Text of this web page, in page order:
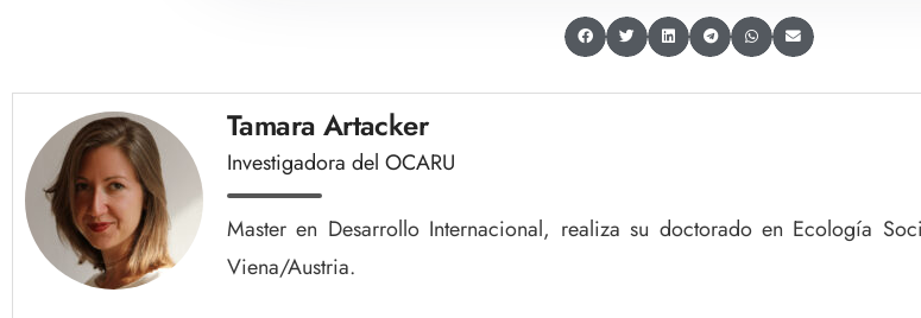
Tamara Artacker
Investigadora del OCARU
Master en Desarrollo Internacional, realiza su doctorado en Ecología
Viena/Austria.